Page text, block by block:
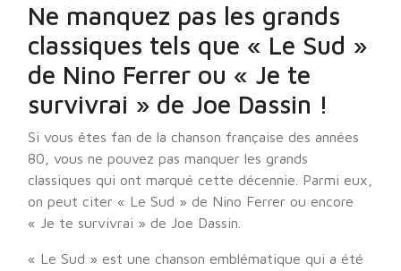
Ne manquez pas les grands
classiques tels que « Le Sud »
de Nino Ferrer ou « Je te
survivrai » de Joe Dassin !
Si vous êtes fan de la chanson française des années
80, vous ne pouvez pas manquer les grands
classiques qui ont marqué cette décennie. Parmi eux,
on peut citer « Le Sud » de Nino Ferrer ou encore
« Je te survivrai » de Joe Dassin.
« Le Sud » est une chanson emblématique qui a été